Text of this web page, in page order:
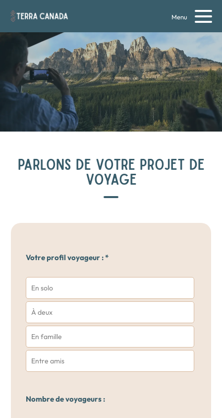
Menu
PARLONS DE VOTRE PROJET DE
VOYAGE
Votre profil voyageur : *
En solo
À deux
En famille
Entre amis
Nombre de voyageurs :